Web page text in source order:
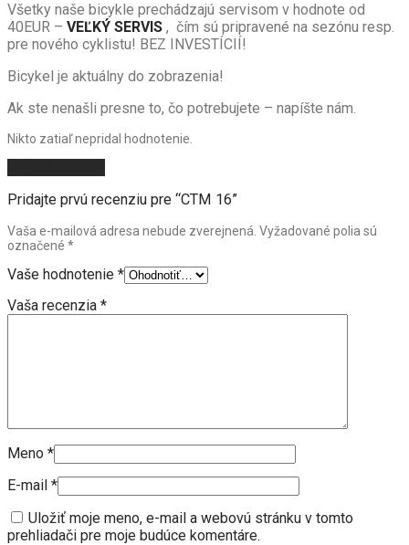
Všetky naše bicykle prechádzajú servisom v hodnote od
40EUR – VEĽKÝ SERVIS , čím sú pripravené na sezónu resp.
pre nového cyklistu! BEZ INVESTÍCIÍ!
Bicykel je aktuálny do zobrazenia!
Ak ste nenašli presne to, čo potrebujete – napíšte nám.
Nikto zatiaľ nepridal hodnotenie.
Pridajte prvú recenziu pre “CTM 16”
Vaša e-mailová adresa nebude zverejnená. Vyžadované polia sú
označené *
Vaše hodnotenie *
Vaša recenzia *
Meno *
E-mail *
Uložiť moje meno, e-mail a webovú stránku v tomto
prehliadači pre moje budúce komentáre.